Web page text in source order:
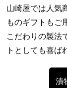
山崎屋では人気
ものギフトもご
こだわりの製法
トとしても喜ば
漬